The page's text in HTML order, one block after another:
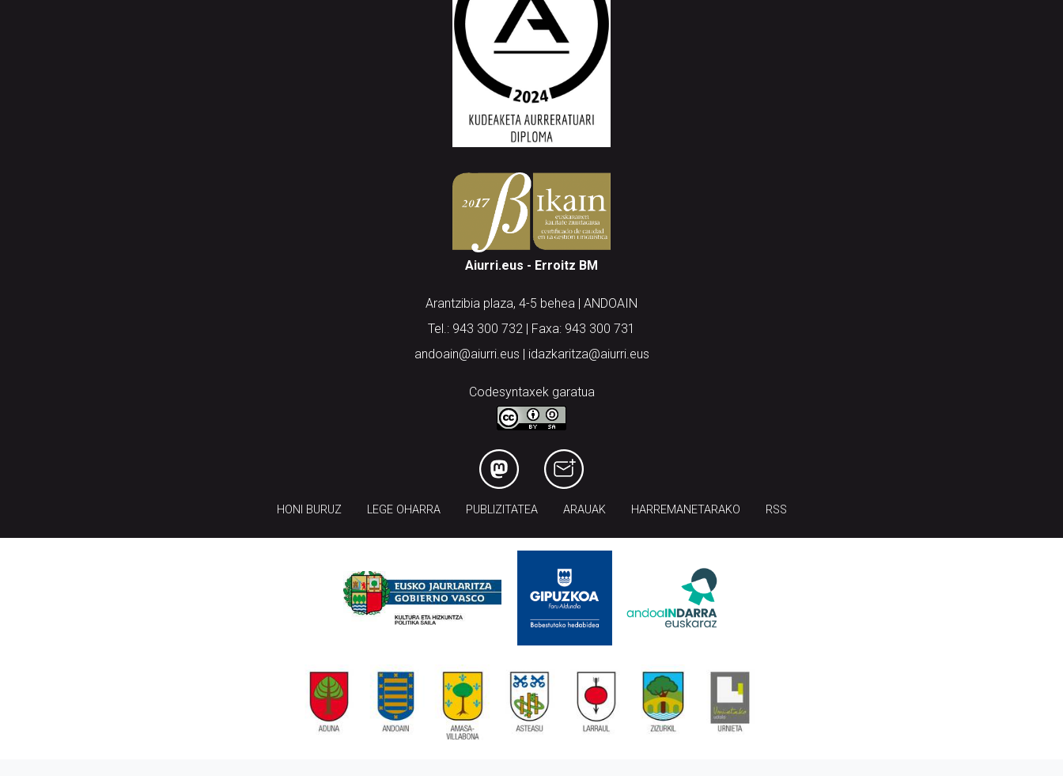
Aiurri.eus - Erroitz BM
Arantzibia plaza, 4-5 behea | ANDOAIN
Tel.: 943 300 732 | Faxa: 943 300 731
andoain@aiurri.eus | idazkaritza@aiurri.eus
Codesyntaxek garatua
HONI BURUZ LEGE OHARRA PUBLIZITATEA ARAUAK HARREMANETARAKO RSS